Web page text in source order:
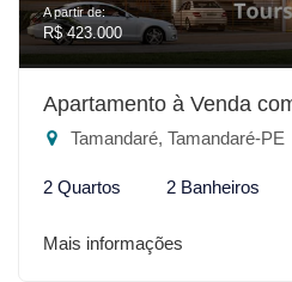
A partir de:
R$ 423.000
Apartamento à Venda
Tamandaré, Tamandaré-PE
2 Quartos 2 Banheiros
Mais informações